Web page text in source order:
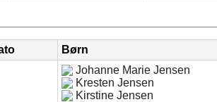
Børn
Johanne Marie Jensen
Kresten Jensen
Kirstine Jensen